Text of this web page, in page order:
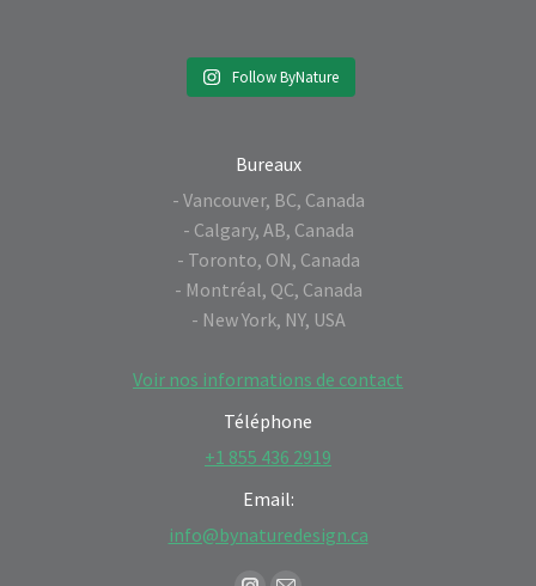
Follow ByNature
Bureaux
- Vancouver, BC, Canada
- Calgary, AB, Canada
- Toronto, ON, Canada
- Montréal, QC, Canada
- New York, NY, USA
Voir nos informations de contact
Téléphone
+1 855 436 2919
Email:
info@bynaturedesign.ca